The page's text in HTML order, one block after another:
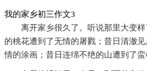
我的家乡初三作文3
离开家乡很久了。听说那里大变
的桃花遭到了无情的屠戮；昔日清澈
情的涂画；昔日连绵不绝的山遭到了蛮